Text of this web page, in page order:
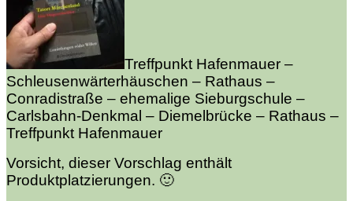
Treffpunkt Hafenmauer –
Schleusenwärterhäuschen – Rathaus –
Conradistraße – ehemalige Sieburgschule –
Carlsbahn-Denkmal – Diemelbrücke – Rathaus –
Treffpunkt Hafenmauer
Vorsicht, dieser Vorschlag enthält
Produktplatzierungen. 🙂